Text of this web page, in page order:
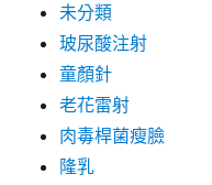
未分類
玻尿酸注射
童顏針
老花雷射
肉毒桿菌瘦臉
隆乳